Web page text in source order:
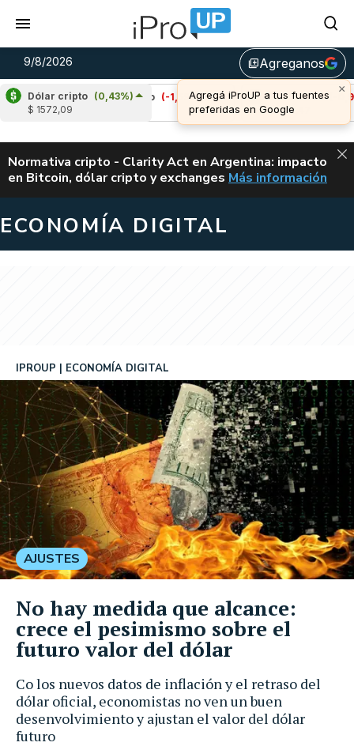
9/8/2026 library_addAgreganos
Dólar cripto (0,43%)
$ 1572,09
Cardano (-1,59%)
u$s 0,20
Avalanche (-0,91%)
u$s 6,47
ALERTA
Normativa cripto - Clarity Act en Argentina: impacto
en Bitcoin, dólar cripto y exchanges CLARITY ACT EN
Más información
ECONOMÍA DIGITAL
Co los nuevos datos de inflación y el retraso del
dólar oficial, economistas no ven un buen
desenvolvimiento y ajustan el valor del dólar
futuro
IPROUP ECONOMÍA DIGITAL
AJUSTES
No hay medida que alcance:
crece el pesimismo sobre el
futuro valor del dólar